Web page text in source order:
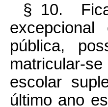
§ 10.
pública,
matricular-
escolar
último ano